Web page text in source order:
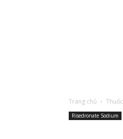
Trang chủ
Risedronate Sodium